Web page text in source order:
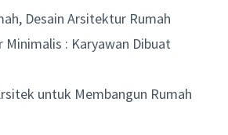
, Desain Arsitektur Rumah
: Karyawan Dibuat
untuk Membangun Rumah